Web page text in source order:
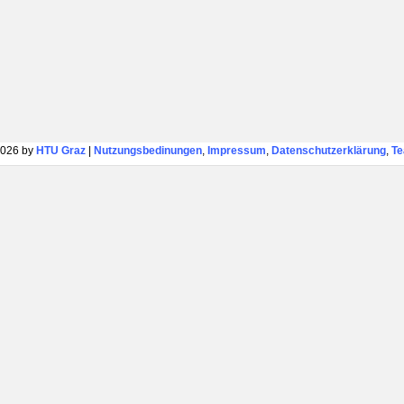
by HTU Graz| Nutzungsbedinungen, Impressum, Datenschutzerklärung,